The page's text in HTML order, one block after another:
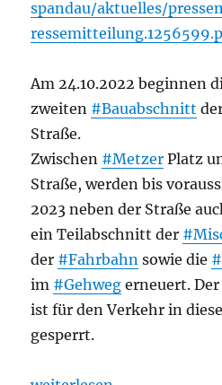
spandau/aktuelles/
Am 24.10.2022 beginnen
zweiten #Bauabschnitt
Straße.
Zwischen #Metzer Platz
Straße, werden bis
2023 neben der Straße
ein Teilabschnitt der
der #Fahrbahn sowie die
im #Gehweg erneuert. Der
ist für den Verkehr in
gesperrt.